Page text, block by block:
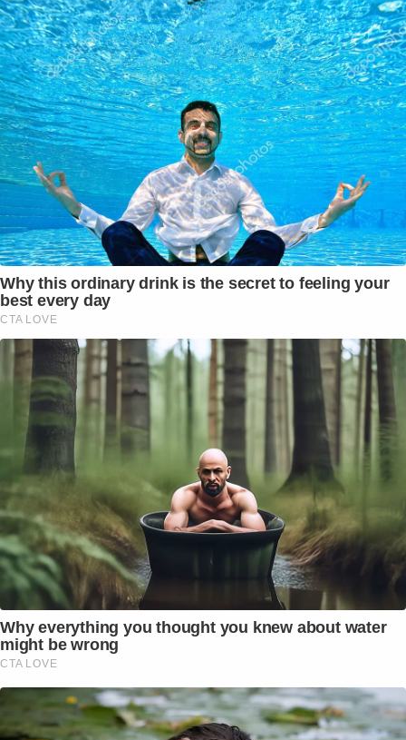
Why this ordinary drink is the secret to feeling your
best every day
CTA LOVE
Why everything you thought you knew about water
might be wrong
CTA LOVE